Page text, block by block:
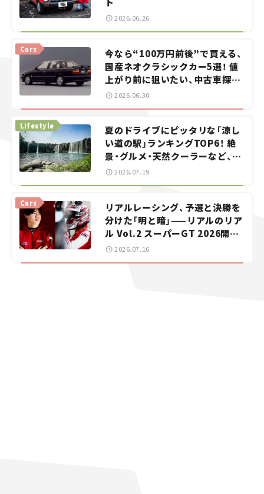
2026.06.26
今なら“100万円前後”で買える、
国産ネオクラシックカー5選！ 値
上がり前に狙いたい、中古車探し
をお手伝い――ちょっとイケてるマ
Cars
2026.06.30
夏のドライブにピッタリな「涼し
い道の駅」ランキングTOP6！ 絶
景・グルメ・天然クーラーなど、避
暑におすすめのスポットを紹介
Lifestyle
2026.07.19
リアルレーシング、予選と決勝を
分けた「明と暗」——リアルのリア
ル Vol.2 スーパーGT 2026開幕
戦 岡山国際サーキット
Cars
2026.07.16